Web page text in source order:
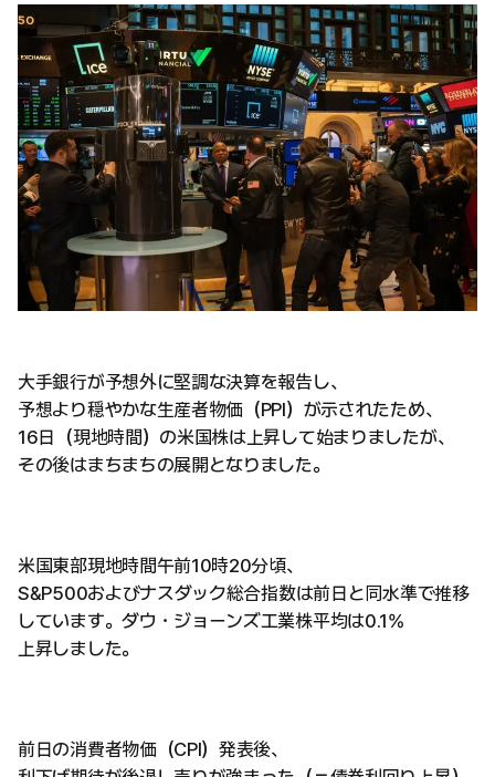
大手銀行が予想外に堅調な決算を報告し、
予想より穏やかな生産者物価（PPI）が示されたため、
16日（現地時間）の米国株は上昇して始まりましたが、
その後はまちまちの展開となりました。
米国東部現地時間午前10時20分頃、
S&P500およびナスダック総合指数は前日と同水準で推移
しています。ダウ・ジョーンズ工業株平均は0.1%
上昇しました。
前日の消費者物価（CPI）発表後、